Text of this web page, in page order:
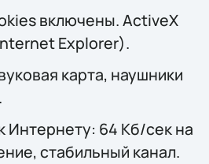
включены. ActiveX
Explorer).
карта, наушники
Интернету: 64 Кб/сек на
стабильный канал.